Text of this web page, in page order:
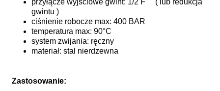
gwintu )
ciśnienie robocze max: 400 BAR
temperatura max: 90°C
system zwijania: ręczny
materiał: stal nierdzewna
Zastosowanie: